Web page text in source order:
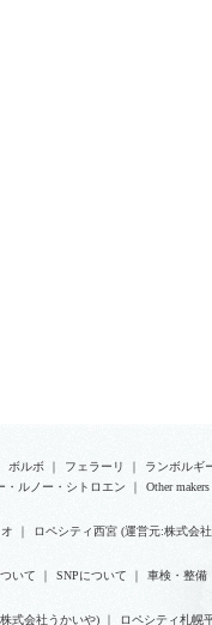
ボルボ ｜ フェラーリ ｜ ランボルギ
・ルノー・シトロエン ｜
Other makers
｜ ロペシティ西宮 (運営元:株式会
いて ｜ SNPについて ｜ 車検・整備
式会社うかいや) ｜ ロペシティ札幌